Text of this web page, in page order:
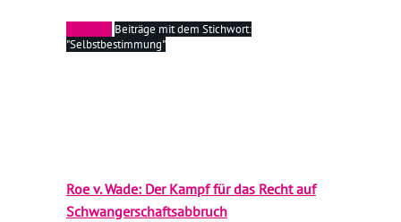
Beiträge mit dem Stichwort:
"Selbstbestimmung"
Roe v. Wade: Der Kampf für das Recht auf
Schwangerschaftsabbruch